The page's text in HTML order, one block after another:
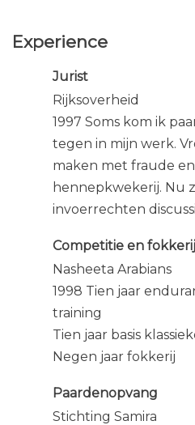
Experience
Jurist
Rijksoverheid
1997 Soms kom ik
tegen in mijn werk.
maken met fraude
hennepkwekerij. Nu
invoerrechten
Competitie en fokkerij
Nasheeta Arabians
1998 Tien jaar
training
Tien jaar basis
Negen jaar fokkerij
Paardenopvang
Stichting Samira